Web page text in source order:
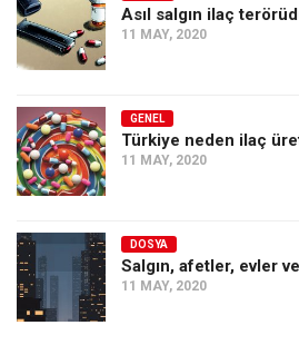
Asıl salgın ilaç
11 MAY, 2020
GENEL
Türkiye neden ilaç
11 MAY, 2020
DOSYA
Salgın, afetler, evler
11 MAY, 2020